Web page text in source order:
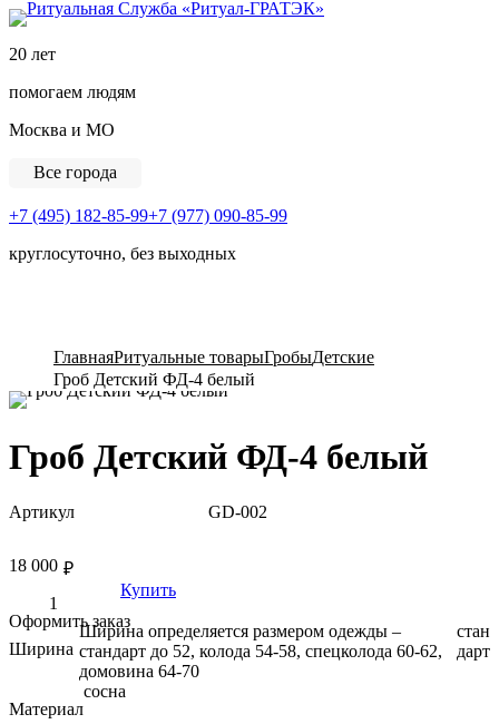
20 лет
помогаем людям
Москва и МО
Все города
+7 (495) 182-85-99+7 (977) 090-85-99
круглосуточно, без выходных
ГлавнаяРитуальные товарыГробыДетские
Гроб Детский ФД-4 белый
Гроб Детский ФД-4 белый
Артикул GD-002
₽
18 000
Купить
Оформить заказ
Ширина
Ширина определяется размером одежды –
стандарт до 52, колода 54-58, спецколода 60-62,
домовина 64-70
стан
дарт
Материал
сосна